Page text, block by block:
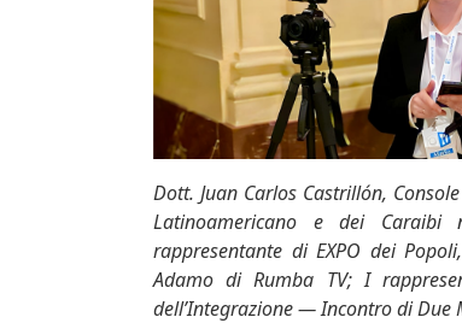
Dott. Juan Carlos Castrillón,
Latinoamericano e dei Caraibi
rappresentante di EXPO dei
Adamo di Rumba TV; I
dell’Integrazione — Incontro di Due